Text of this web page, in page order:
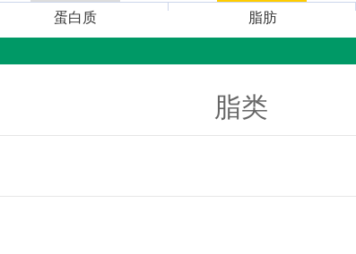
蛋白质 脂肪
脂类